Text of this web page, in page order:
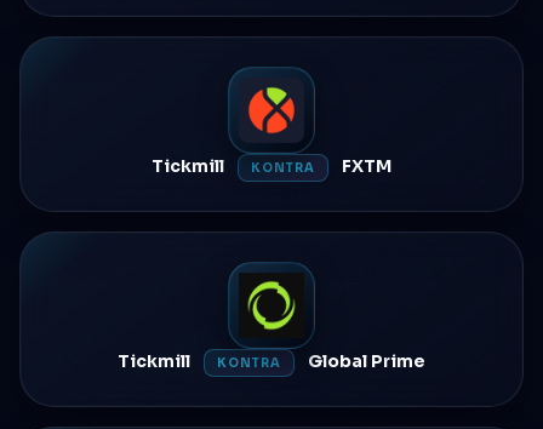
Tickmill KONTRA FXTM
Tickmill KONTRA Global Prime